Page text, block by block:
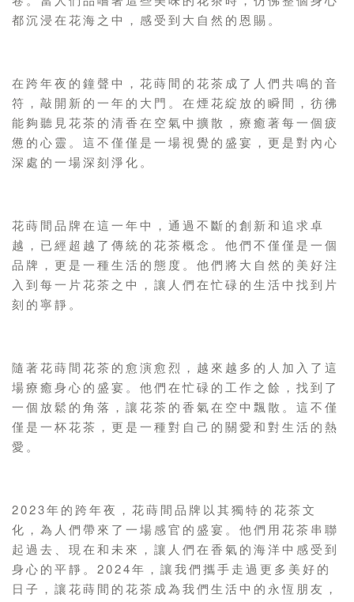
都沉浸在花海之中，感受到大自然的恩賜。
在跨年夜的鐘聲中，花蒔間的花茶成了人們共鳴的音
符，敲開新的一年的大門。在煙花綻放的瞬間，彷彿
能夠聽見花茶的清香在空氣中擴散，療癒著每一個疲
憊的心靈。這不僅僅是一場視覺的盛宴，更是對內心
深處的一場深刻淨化。
花蒔間品牌在這一年中，通過不斷的創新和追求卓
越，已經超越了傳統的花茶概念。他們不僅僅是一個
品牌，更是一種生活的態度。他們將大自然的美好注
入到每一片花茶之中，讓人們在忙碌的生活中找到片
刻的寧靜。
隨著花蒔間花茶的愈演愈烈，越來越多的人加入了這
場療癒身心的盛宴。他們在忙碌的工作之餘，找到了
一個放鬆的角落，讓花茶的香氣在空中飄散。這不僅
僅是一杯花茶，更是一種對自己的關愛和對生活的熱
愛。
2023年的跨年夜，花蒔間品牌以其獨特的花茶文
化，為人們帶來了一場感官的盛宴。他們用花茶串聯
起過去、現在和未來，讓人們在香氣的海洋中感受到
身心的平靜。2024年，讓我們攜手走過更多美好的
日子，讓花蒔間的花茶成為我們生活中的永恆朋友，